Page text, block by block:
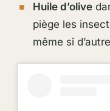
Huile d’olive
piège les
même si